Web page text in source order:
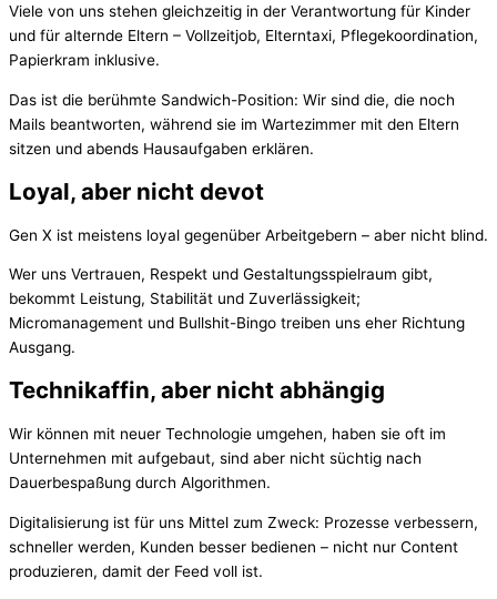
Viele von uns stehen gleichzeitig in der Verantwortung für Kinder
und für alternde Eltern – Vollzeitjob, Elterntaxi, Pflegekoordination,
Papierkram inklusive.
Das ist die berühmte Sandwich-Position: Wir sind die, die noch
Mails beantworten, während sie im Wartezimmer mit den Eltern
sitzen und abends Hausaufgaben erklären.
Loyal, aber nicht devot
Gen X ist meistens loyal gegenüber Arbeitgebern – aber nicht blind.
Wer uns Vertrauen, Respekt und Gestaltungsspielraum gibt,
bekommt Leistung, Stabilität und Zuverlässigkeit;
Micromanagement und Bullshit-Bingo treiben uns eher Richtung
Ausgang.
Technikaffin, aber nicht abhängig
Wir können mit neuer Technologie umgehen, haben sie oft im
Unternehmen mit aufgebaut, sind aber nicht süchtig nach
Dauerbespaßung durch Algorithmen.
Digitalisierung ist für uns Mittel zum Zweck: Prozesse verbessern,
schneller werden, Kunden besser bedienen – nicht nur Content
produzieren, damit der Feed voll ist.